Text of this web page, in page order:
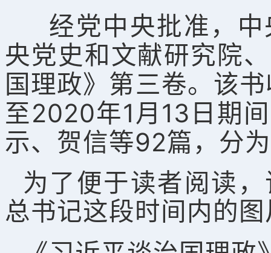
经党中央批准，中
央党史和文献研究院
国理政》第三卷。该
至2020年1月13日期
示、贺信等92篇，分
为了便于读者阅读
总书记这段时间内的